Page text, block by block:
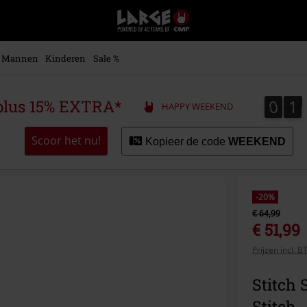
Large
–
Muziek-,
+
kleding
Mannen Kinderen Sale %
15% EXTRA* HAPPY WEEKEND 0
0 1
1
Scoor het nu! Kopieer de code WEEKEND
-20%
€ 64,99
€ 51,99
Prijzen incl.
Stitch